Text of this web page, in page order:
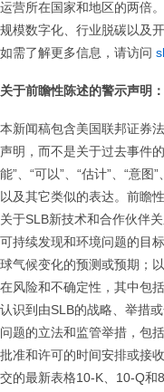
运营所在国家和地区的两倍
规模数字化、行业脱碳以及
如需了解更多信息，请访问
关于前瞻性陈述的警示声明：
本新闻稿包含美国联邦证券
声明，而不是关于过去事件
能”、“可以”、“估计”、“意图
以及其它类似的表达。前瞻
关于SLB新技术和合作伙伴
可持续发现和环境问题的目
球气候变化的预测或预期；
在风险和不确定性，其中包
认识到由SLB的战略、举措
问题的立法和监管举措，包
批准和许可的时间安排或接
交的最新表格10-K、10-Q和